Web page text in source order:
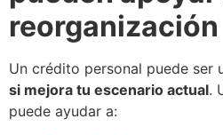
reorganización
Un crédito personal puede ser
si mejora tu escenario actual.
puede ayudar a: